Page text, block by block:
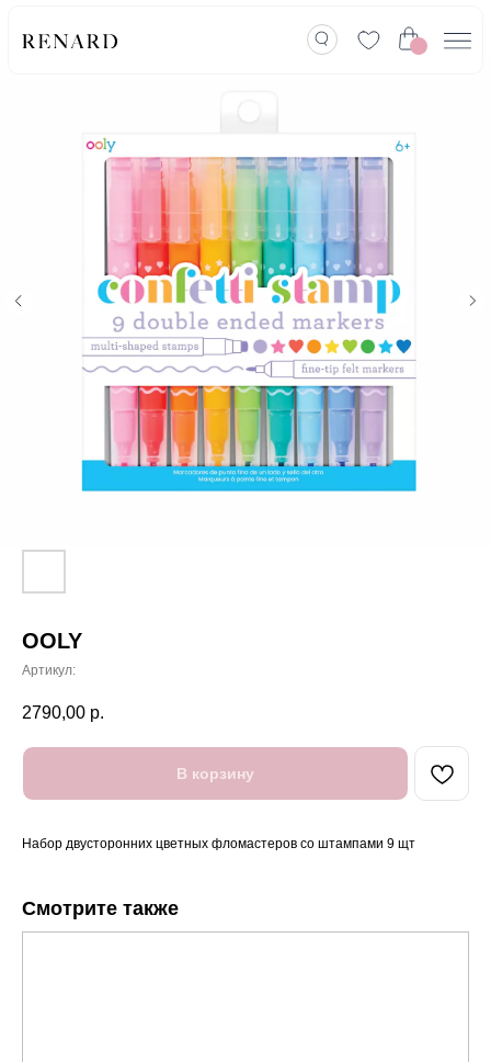
OOLY
Артикул:
2790,00 р.
В корзину
Набор двусторонних цветных фломастеров со штампами 9 щт
Смотрите также